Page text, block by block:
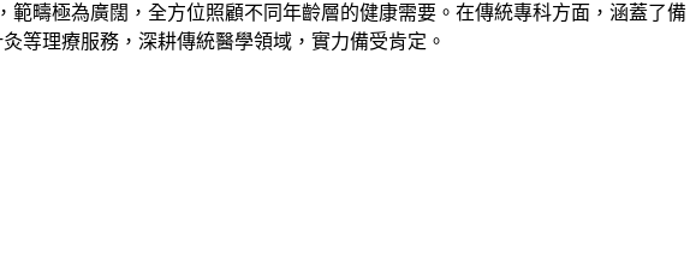
疇極為廣闊，全方位照顧不同年齡層的健康需要。在傳統專科方面，涵蓋了備
等理療服務，深耕傳統醫學領域，實力備受肯定。